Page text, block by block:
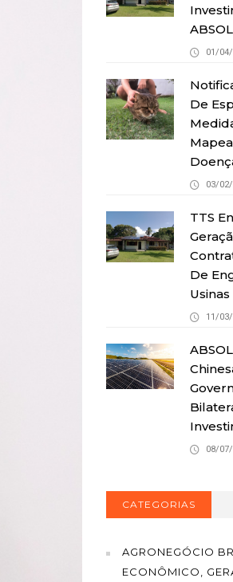
01/
De
03/
TTS
De
Usinas
11/
08/
CATEGORIAS
AGRONEGÓCIO
ECONÔMICO,